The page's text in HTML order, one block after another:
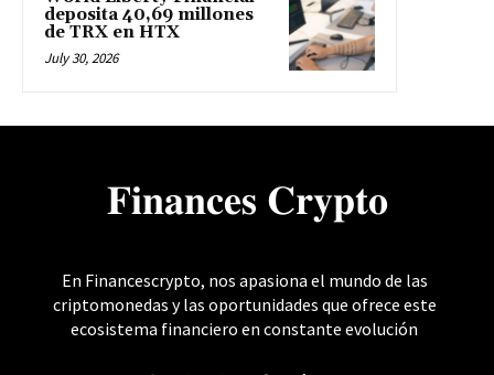
deposita 40,69 millones
de TRX en HTX
July 30, 2026
𝐅𝐢𝐧𝐚𝐧𝐜𝐞𝐬 𝐂𝐫𝐲𝐩𝐭𝐨
En Financescrypto, nos apasiona el mundo de las
criptomonedas y las oportunidades que ofrece este
ecosistema financiero en constante evolución